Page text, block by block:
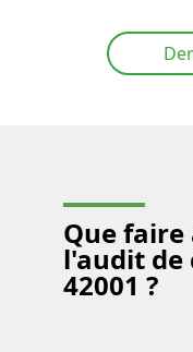
Que faire
l'audit de
42001 ?